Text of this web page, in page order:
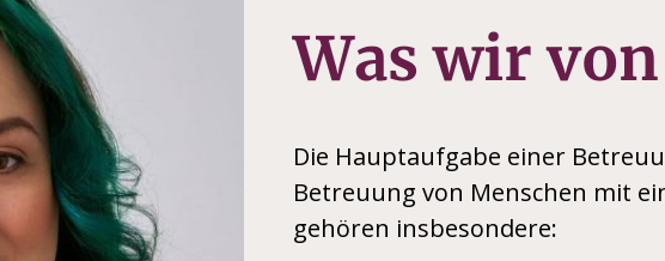
Was wir
Die Hauptaufgabe einer
Betreuung von Menschen mit
gehören insbesondere: